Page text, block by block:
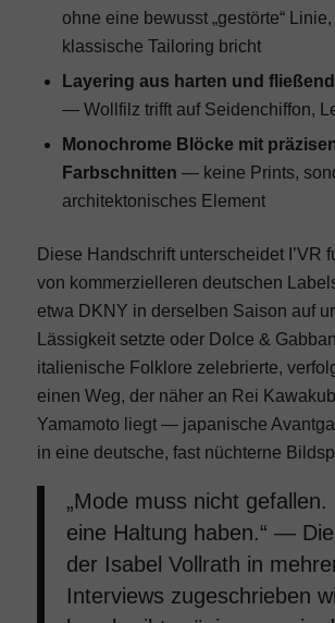
ohne eine bewusst „gestörte“
klassische Tailoring bricht
Layering aus harten und
— Wollfilz trifft auf Seidenchiffon,
Monochrome Blöcke mit
Farbschnitten — keine Prints,
architektonisches Element
Diese Handschrift unterscheidet I’VR
von kommerzielleren deutschen
etwa DKNY in derselben Saison auf
Lässigkeit setzte oder Dolce &
italienische Folklore zelebrierte,
einen Weg, der näher an Rei
Yamamoto liegt — japanische
in eine deutsche, fast nüchterne
„Mode muss nicht gefallen.
eine Haltung haben.“ —
der Isabel Vollrath in
Interviews zugeschrieben